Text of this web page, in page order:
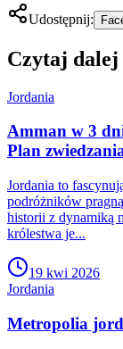
Udostępnij:
Czytaj dalej
Jordania
Amman w 3
Plan
Jordania to
podróżników
historii z dynamiką
królestwa je...
19 kwi 2026
Jordania
Metropolia